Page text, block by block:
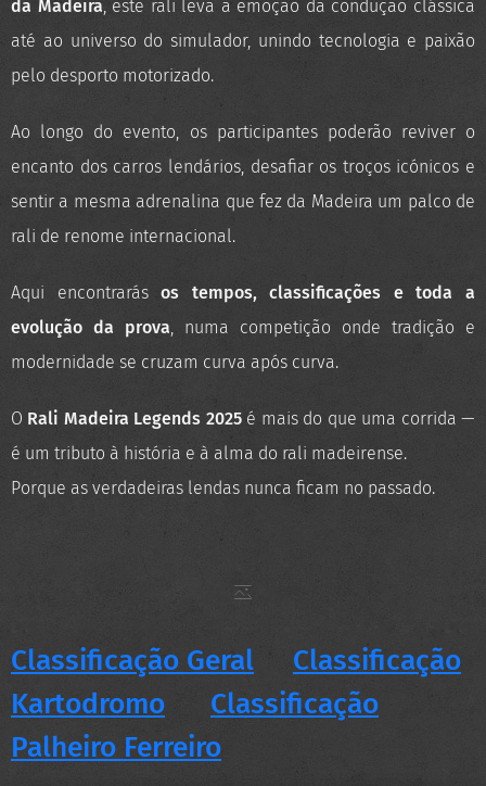
da Madeira, este rali leva a emoção da condução clássica
até ao universo do simulador, unindo tecnologia e paixão
pelo desporto motorizado.
Ao longo do evento, os participantes poderão reviver o
encanto dos carros lendários, desafiar os troços icónicos e
sentir a mesma adrenalina que fez da Madeira um palco de
rali de renome internacional.
Aqui encontrarásos tempos, classificações e toda a
evolução da prova, numa competição onde tradição e
modernidade se cruzam curva após curva.
O Rali Madeira Legends 2025é mais do que uma corrida —
é um tributo à história e à alma do rali madeirense.
Porque as verdadeiras lendas nunca ficam no passado.
Classificação Geral
Classificação
Kartodromo
Classificação
Palheiro Ferreiro